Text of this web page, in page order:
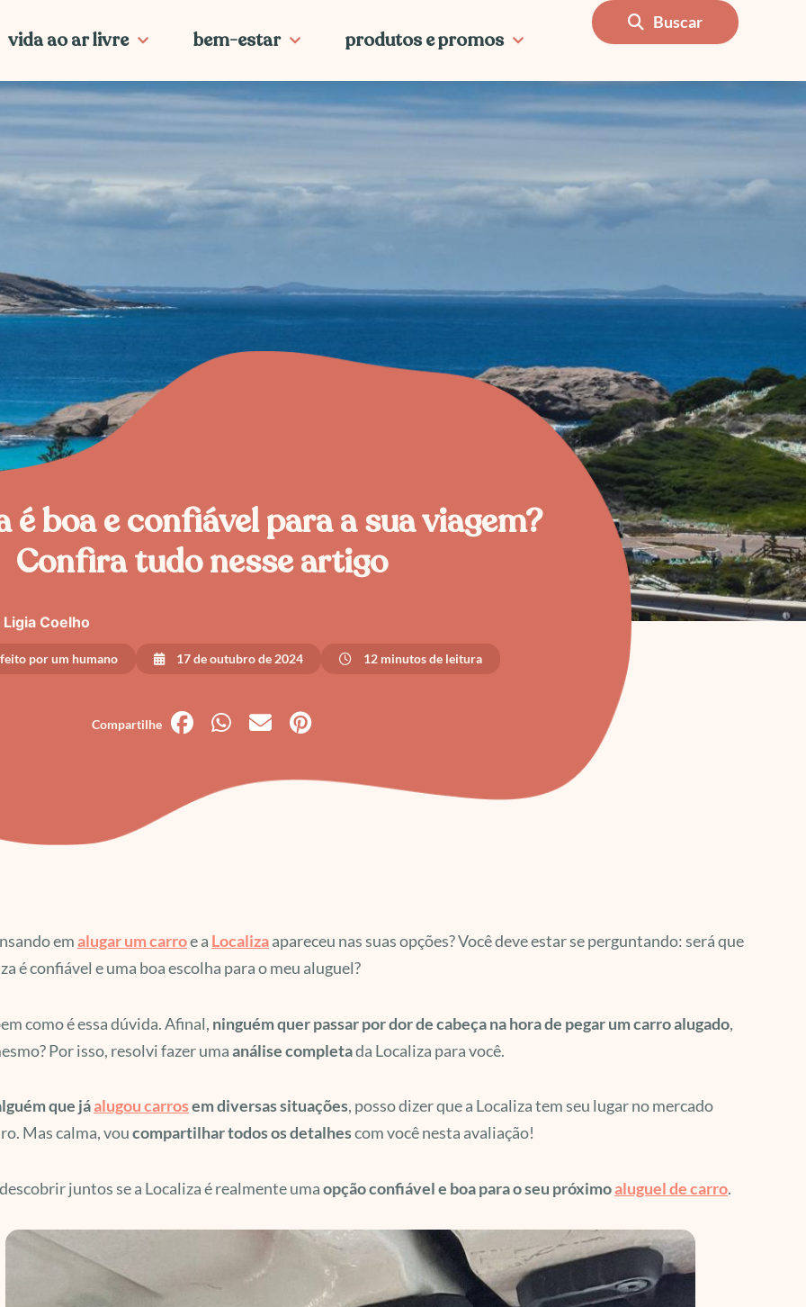
vida ao ar livre bem-estar produtos e promos
Buscar
é boa e confiável para a sua viagem?
Confira tudo nesse artigo
Ligia Coelho
por um humano 17 de outubro de 2024 12 minutos de leitura
emalugar um carroe a Localizaapareceu nas suas opções? Você deve estar se perguntando: será que
é confiável e uma boa escolha para o meu aluguel?
como é essa dúvida. Afinal, ninguém quer passar por dor de cabeça na hora de pegar um carro alugado,
Por isso, resolvi fazer umaanálise completada Localiza para você.
que jáalugou carrosem diversas situações, posso dizer que a Localiza tem seu lugar no mercado
Mas calma, voucompartilhar todos os detalhescom você nesta avaliação!
juntos se a Localiza é realmente umaopção confiável e boa para o seu próximoaluguel de carro.